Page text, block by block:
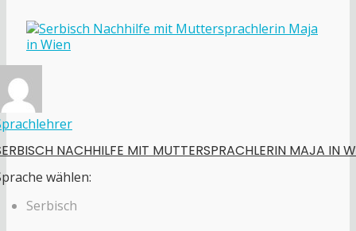
NACHHILFE MIT MUTTERSPRACHLERIN MAJA IN W
wählen:
Serbisch